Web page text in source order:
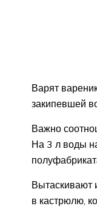
Варят
закипевшей
Важно
На 3 л воды
Вытаскивают
в кастрюлю,